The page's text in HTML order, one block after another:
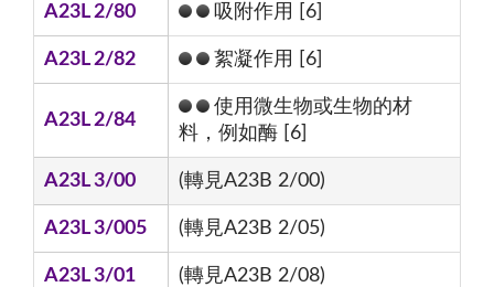
A23L 2/80 吸附作用 [6]
A23L 2/82 絮凝作用 [6]
A23L 2/84
使用微生物或生物的材
料，例如酶 [6]
A23L 3/00 (轉見A23B 2/00)
A23L 3/005 (轉見A23B 2/05)
A23L 3/01 (轉見A23B 2/08)